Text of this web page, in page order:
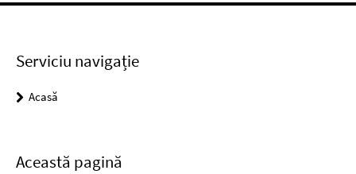
Serviciu navigație
Acasă
Această pagină